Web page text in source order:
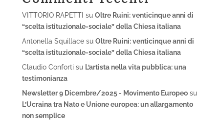
VITTORIO RAPETTI su Oltre Ruini: venticinque anni di
“scelta istituzionale-sociale” della Chiesa italiana
Antonella Squillacesu Oltre Ruini: venticinque anni di
“scelta istituzionale-sociale” della Chiesa italiana
Claudio Confortisu L’artista nella vita pubblica: una
testimonianza
Newsletter 9 Dicembre/2025 - Movimento Europeosu
L’Ucraina tra Nato e Unione europea: un allargamento
non semplice